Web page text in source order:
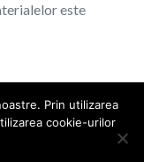
este
Prin utilizarea
cookie-urilor